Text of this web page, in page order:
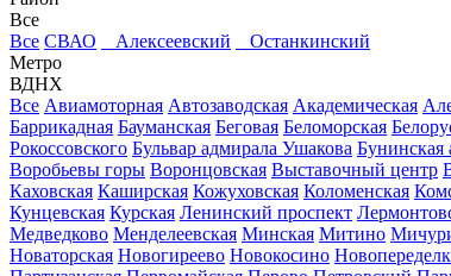
Все
Все СВАО Алексеевский
Останкинский
Метро
ВДНХ
Все Авиамоторная Автозаводская Академическая
Баррикадная Бауманская Беговая Беломорская
Рокоссовского Бульвар адмирала Ушакова Бунинская
Воробьевы горы Воронцовская Выставочный центр
Каховская Каширская Кожуховская Коломенская
Кунцевская Курская Ленинский проспект
Медведково Менделеевская Минская Митино
Новаторская Новогиреево Новокосино